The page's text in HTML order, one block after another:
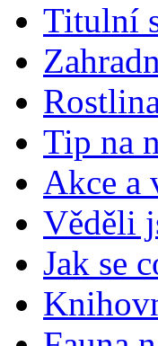
Titulní
Tip na
Akce a
Věděli
Jak se